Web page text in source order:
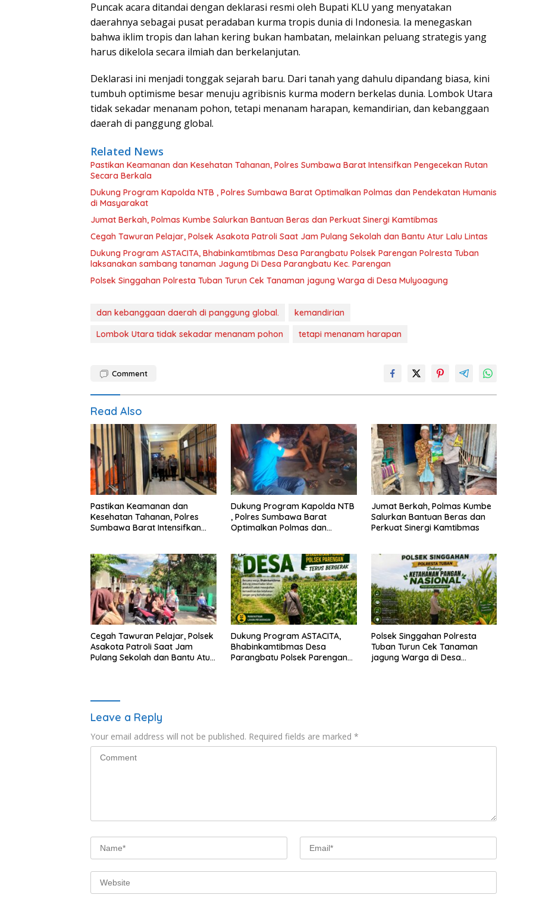
Puncak acara ditandai dengan deklarasi resmi oleh Bupati KLU yang menyatakan
daerahnya sebagai pusat peradaban kurma tropis dunia di Indonesia. Ia menegaskan
bahwa iklim tropis dan lahan kering bukan hambatan, melainkan peluang strategis yang
harus dikelola secara ilmiah dan berkelanjutan.
Deklarasi ini menjadi tonggak sejarah baru. Dari tanah yang dahulu dipandang biasa, kini
tumbuh optimisme besar menuju agribisnis kurma modern berkelas dunia. Lombok Utara
tidak sekadar menanam pohon, tetapi menanam harapan, kemandirian, dan kebanggaan
daerah di panggung global.
Related News
Pastikan Keamanan dan Kesehatan Tahanan, Polres Sumbawa Barat Intensifkan Pengecekan Rutan
Secara Berkala
Dukung Program Kapolda NTB , Polres Sumbawa Barat Optimalkan Polmas dan Pendekatan Humanis
di Masyarakat
Jumat Berkah, Polmas Kumbe Salurkan Bantuan Beras dan Perkuat Sinergi Kamtibmas
Cegah Tawuran Pelajar, Polsek Asakota Patroli Saat Jam Pulang Sekolah dan Bantu Atur Lalu Lintas
Dukung Program ASTACITA, Bhabinkamtibmas Desa Parangbatu Polsek Parengan Polresta Tuban
laksanakan sambang tanaman Jagung Di Desa Parangbatu Kec. Parengan
Polsek Singgahan Polresta Tuban Turun Cek Tanaman jagung Warga di Desa Mulyoagung
dan kebanggaan daerah di panggung global.
kemandirian
Lombok Utara tidak sekadar menanam pohon
tetapi menanam harapan
Comment
Read Also
Pastikan Keamanan dan
Kesehatan Tahanan, Polres
Sumbawa Barat Intensifkan
Dukung Program Kapolda NTB
, Polres Sumbawa Barat
Optimalkan Polmas dan
Jumat Berkah, Polmas Kumbe
Salurkan Bantuan Beras dan
Perkuat Sinergi Kamtibmas
Cegah Tawuran Pelajar, Polsek
Asakota Patroli Saat Jam
Pulang Sekolah dan Bantu Atur
Dukung Program ASTACITA,
Bhabinkamtibmas Desa
Parangbatu Polsek Parengan
Polsek Singgahan Polresta
Tuban Turun Cek Tanaman
jagung Warga di Desa
Leave a Reply
Your email address will not be published. Required fields are marked *